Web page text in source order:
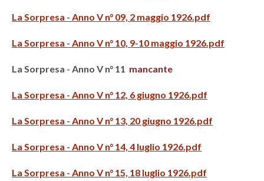
La Sorpresa - Anno V n° 09, 2 maggio 1926.pdf
La Sorpresa - Anno V n° 10, 9-10 maggio 1926.pdf
La Sorpresa - Anno V n° 11 mancante
La Sorpresa - Anno V n° 12, 6 giugno 1926.pdf
La Sorpresa - Anno V n° 13, 20 giugno 1926.pdf
La Sorpresa - Anno V n° 14, 4 luglio 1926.pdf
La Sorpresa - Anno V n° 15, 18 luglio 1926.pdf